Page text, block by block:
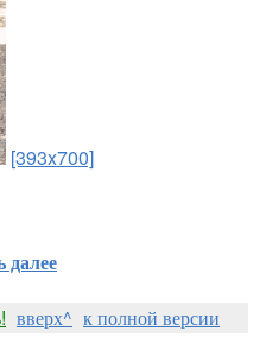
[393x700]
далее
вверх^ к полной версии